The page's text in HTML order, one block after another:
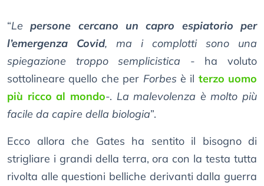
“Lepersone cercano un capro espiatorio per
l’emergenza Covid, ma i complotti sono una
spiegazione troppo semplicistica - ha voluto
sottolineare quello che per Forbes è il terzo uomo
più ricco al mondo-. La malevolenza è molto più
facile da capire della biologia”.
Ecco allora che Gates ha sentito il bisogno di
strigliare i grandi della terra, ora con la testa tutta
rivolta alle questioni belliche derivanti dalla guerra